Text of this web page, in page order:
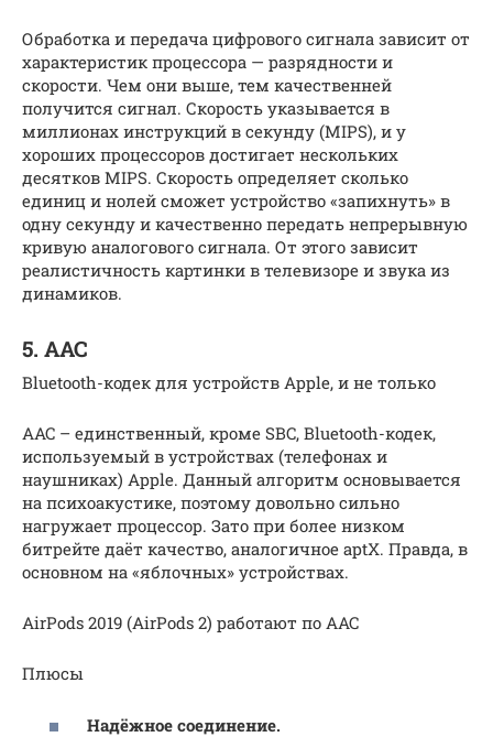
Обработка и передача цифрового сигнала зависит от
характеристик процессора — разрядности и
скорости. Чем они выше, тем качественней
получится сигнал. Скорость указывается в
миллионах инструкций в секунду (MIPS), и у
хороших процессоров достигает нескольких
десятков MIPS. Скорость определяет сколько
единиц и нолей сможет устройство «запихнуть» в
одну секунду и качественно передать непрерывную
кривую аналогового сигнала. От этого зависит
реалистичность картинки в телевизоре и звука из
динамиков.
5. AAC
Bluetooth-кодек для устройств Apple, и не только
AAC – единственный, кроме SBC, Bluetooth-кодек,
используемый в устройствах (телефонах и
наушниках) Apple. Данный алгоритм основывается
на психоакустике, поэтому довольно сильно
нагружает процессор. Зато при более низком
битрейте даёт качество, аналогичное aptX. Правда, в
основном на «яблочных» устройствах.
AirPods 2019 (AirPods 2) работают по AAC
Плюсы
Надёжное соединение.